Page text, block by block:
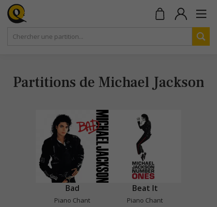
Partitions de Michael Jackson
Bad
Piano Chant
Beat It
Piano Chant